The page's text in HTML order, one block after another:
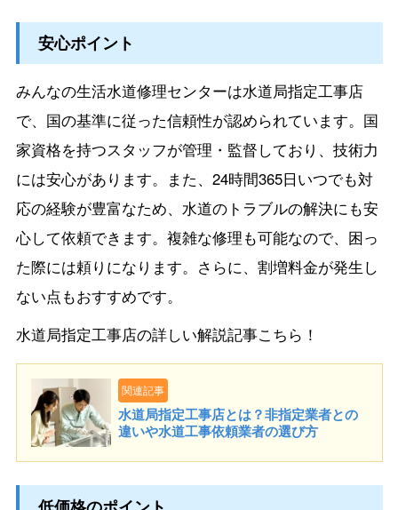
安心ポイント
みんなの生活水道修理センターは水道局指定工事店
で、国の基準に従った信頼性が認められています。国
家資格を持つスタッフが管理・監督しており、技術力
には安心があります。また、24時間365日いつでも対
応の経験が豊富なため、水道のトラブルの解決にも安
心して依頼できます。複雑な修理も可能なので、困っ
た際には頼りになります。さらに、割増料金が発生し
ない点もおすすめです。
水道局指定工事店の詳しい解説記事こちら！
関連記事
水道局指定工事店とは？非指定業者との
違いや水道工事依頼業者の選び方